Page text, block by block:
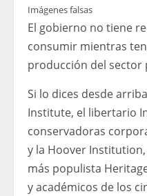
Imágenes falsas
El gobierno no tiene
consumir mientras
producción del sector
Si lo dices desde
Institute, el libertario
conservadoras
y la Hoover
más populista
y académicos de los